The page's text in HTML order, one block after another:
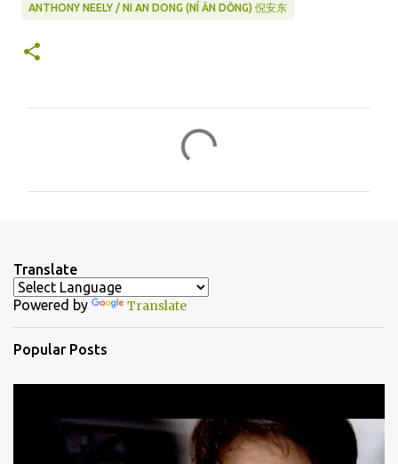
ANTHONY NEELY / NI AN DONG (NÍ ĀN DŌNG) 倪安东
t
s
Translate
Powered by Translate
Popular Posts